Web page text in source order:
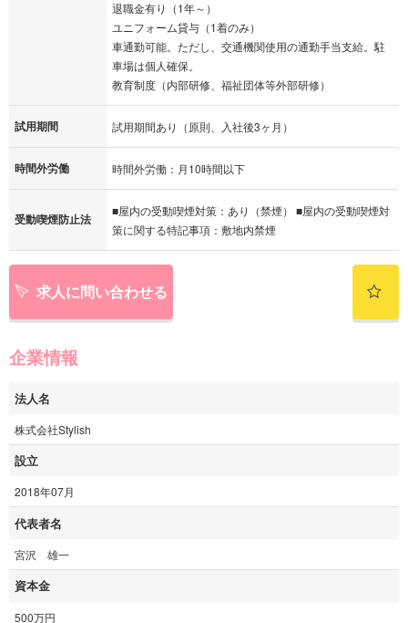
退職金有り（1年～）
ユニフォーム貸与（1着のみ）
車通勤可能。ただし、交通機関使用の通勤手当支給。駐
車場は個人確保。
教育制度（内部研修、福祉団体等外部研修）
試用期間 試用期間あり（原則、入社後3ヶ月）
時間外労働 時間外労働：月10時間以下
受動喫煙防止法
■屋内の受動喫煙対策：あり（禁煙） ■屋内の受動喫煙対
策に関する特記事項：敷地内禁煙
求人に問い合わせる
企業情報
法人名
株式会社Stylish
設立
2018年07月
代表者名
宮沢 雄一
資本金
500万円